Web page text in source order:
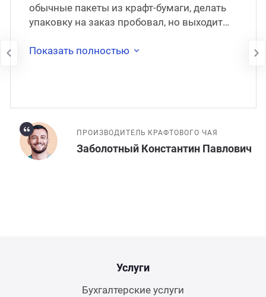
обычные пакеты из крафт-бумаги, делать
упаковку на заказ пробовал, но выходит
�
Показать полностью
ПРОИЗВОДИТЕЛЬ КРАФТОВОГО ЧАЯ
Заболотный Константин Павлович
Услуги
Бухгалтерские услуги